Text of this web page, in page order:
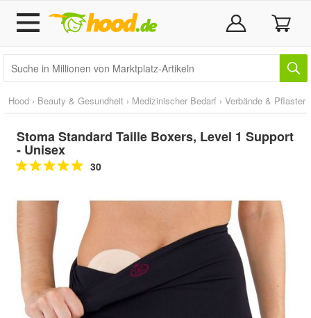
Hood › Beauty & Gesundheit › Medizinischer Bedarf › Verbände & Pflaster
Stoma Standard Taille Boxers, Level 1 Support
- Unisex
30